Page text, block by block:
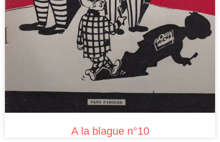
A la blague n°10